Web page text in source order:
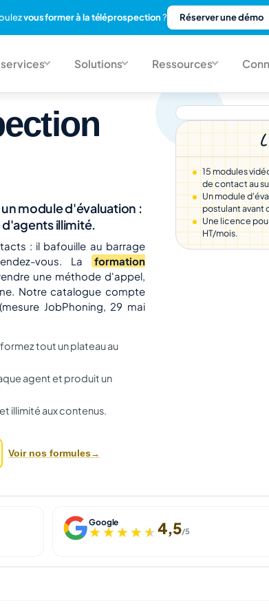
vous former à la téléprospection? Réserver une démo
services Solutions Ressources
module d'évaluation :
illimité.
: il bafouille au barrage
vous. La
formation
une méthode d'appel,
Notre catalogue compte
JobPhoning, 29 mai
tout un plateau au
agent et produit un
illimité aux contenus.
Voir nos formules
15 modules
de contact au
Un module
postulant avant
Une licence
HT/mois.
Google
★★★★★
★★★★★ 4,5/5